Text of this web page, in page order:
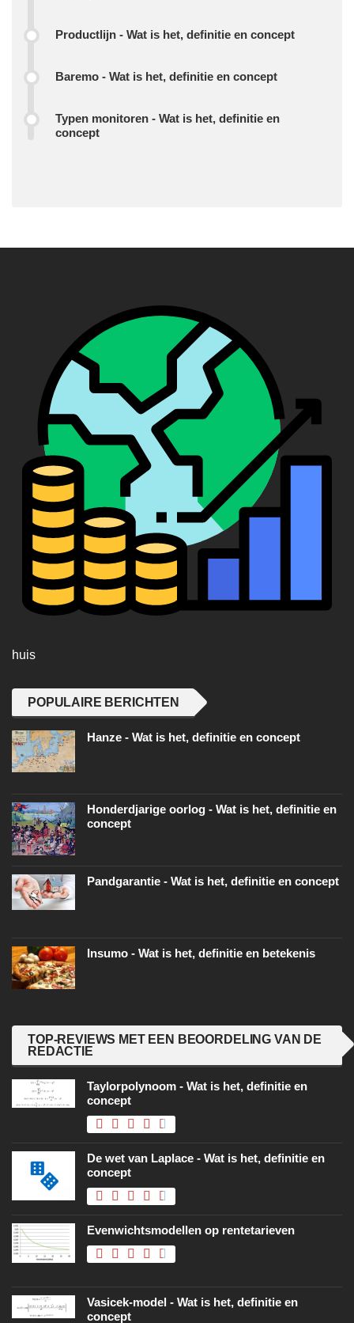
Productlijn - Wat is het, definitie en concept
Baremo - Wat is het, definitie en concept
Typen monitoren - Wat is het, definitie en
concept
huis
POPULAIRE BERICHTEN
Hanze - Wat is het, definitie en concept
Honderdjarige oorlog - Wat is het, definitie en
concept
Pandgarantie - Wat is het, definitie en concept
Insumo - Wat is het, definitie en betekenis
TOP-REVIEWS MET EEN BEOORDELING VAN DE
REDACTIE
Taylorpolynoom - Wat is het, definitie en
concept
De wet van Laplace - Wat is het, definitie en
concept
Evenwichtsmodellen op rentetarieven
Vasicek-model - Wat is het, definitie en
concept